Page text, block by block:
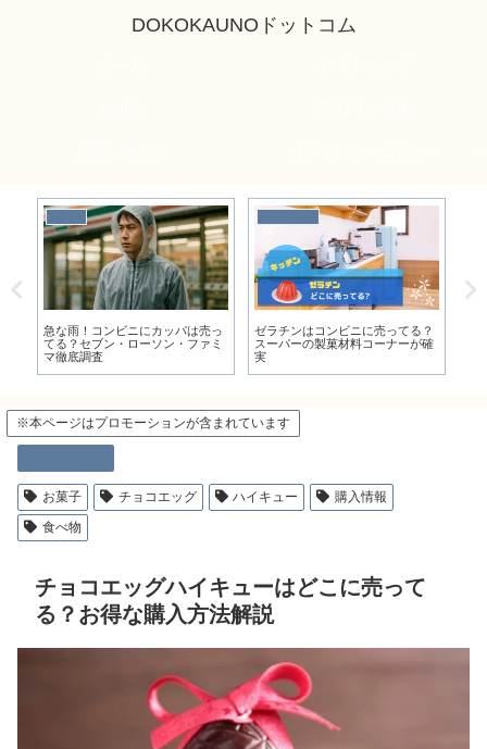
DOKOKAUNOドットコム
キッチン用品
オイルスプレーはダイソーに売っ
てる？
ドンキのヘルメットは安全？用途
別ガイド:購入前に知るべきこと
※本ページはプロモーションが含まれています
お菓子 チョコエッグ ハイキュー
購入情報
食べ物
チョコエッグハイキューはどこに売って
る？お得な購入方法解説